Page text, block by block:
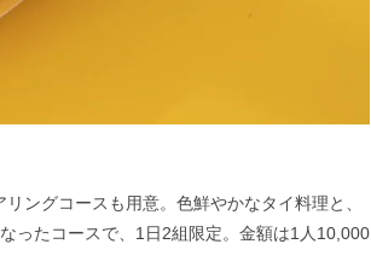
ングコースも用意。色鮮やかなタイ料理と、
ったコースで、1日2組限定。金額は1人10,000